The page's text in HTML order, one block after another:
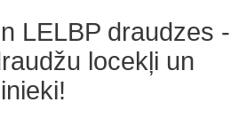
LELBP draudzes -
locekļi un